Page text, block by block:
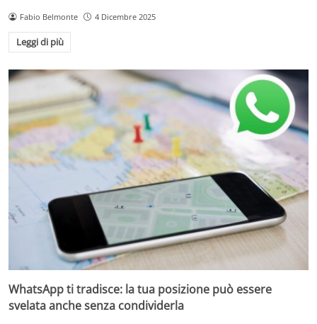
Fabio Belmonte 4 Dicembre 2025
Leggi di più
WhatsApp ti tradisce: la tua posizione può essere
svelata anche senza condividerla